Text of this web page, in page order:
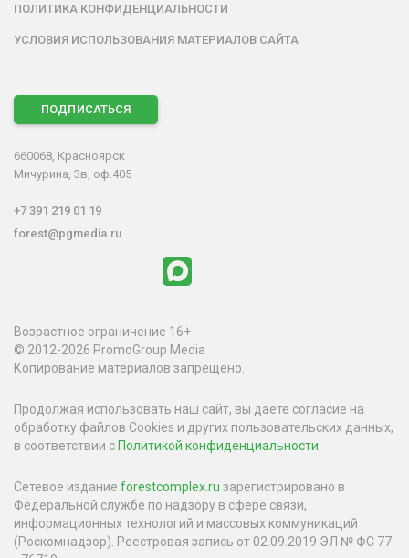
ПОЛИТИКА КОНФИДЕНЦИАЛЬНОСТИ
УСЛОВИЯ ИСПОЛЬЗОВАНИЯ МАТЕРИАЛОВ САЙТА
ПОДПИСАТЬСЯ
660068, Красноярск
Мичурина, 3в, оф.405
+7 391 219 01 19
forest@pgmedia.ru
Возрастное ограничение 16+
© 2012-2026 PromoGroup Media
Копирование материалов запрещено.
Продолжая использовать наш сайт, вы даете согласие на
обработку файлов Cookies и других пользовательских данных,
в соответствии сПолитикой конфиденциальности
Сетевое издание forestcomplex.ru зарегистрировано в
Федеральной службе по надзору в сфере связи,
информационных технологий и массовых коммуникаций
(Роскомнадзор). Реестровая запись от 02.09.2019 ЭЛ № ФС 77